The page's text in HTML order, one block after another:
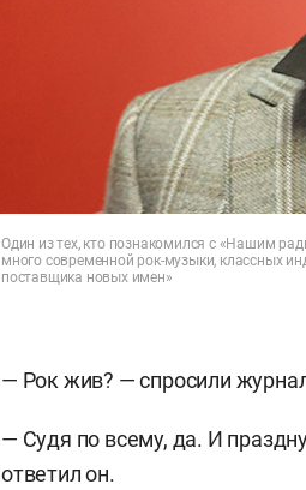
Один из тех, кто познакомился с «Нашим
много современной рок-музыки, классных
поставщика новых имен»
— Рок жив? — спросили
— Судя по всему, да. И
ответил он.